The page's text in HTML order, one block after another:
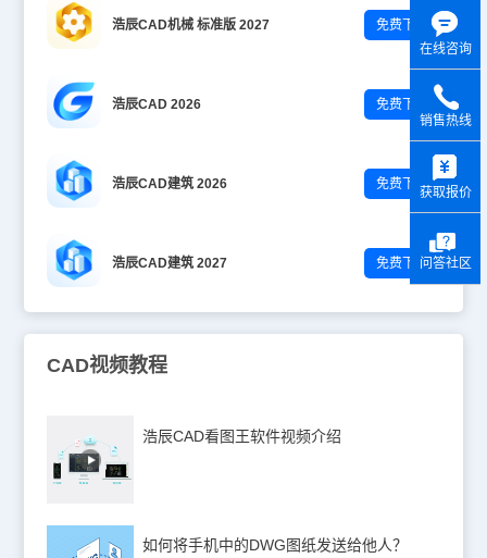
浩辰CAD机械 标准版 2027 免费下载
浩辰CAD 2026 免费下载
浩辰CAD建筑 2026 免费下载
浩辰CAD建筑 2027 免费下载
CAD视频教程
浩辰CAD看图王软件视频介绍
如何将手机中的DWG图纸发送给他人？
在线咨询
销售热线
获取报价
问答社区